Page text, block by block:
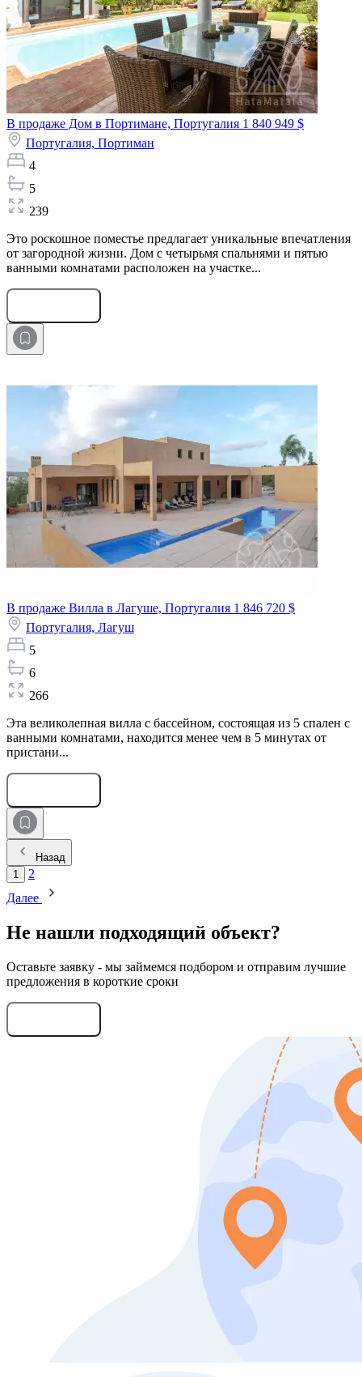
В продаже Дом в Портимане, Португалия 1 840 949 $
Португалия, Портиман
4
5
239
Это роскошное поместье предлагает уникальные впечатления
от загородной жизни. Дом с четырьмя спальнями и пятью
ванными комнатами расположен на участке...
В продаже Вилла в Лагуше, Португалия 1 846 720 $
Португалия, Лагуш
5
6
266
Эта великолепная вилла с бассейном, состоящая из 5 спален с
ванными комнатами, находится менее чем в 5 минутах от
пристани...
Назад
1
2
Далее
Не нашли подходящий объект?
Оставьте заявку - мы займемся подбором и отправим лучшие
предложения в короткие сроки